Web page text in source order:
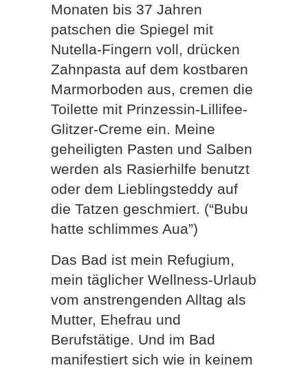
Monaten bis 37 Jahren
patschen die Spiegel mit
Nutella-Fingern voll, drücken
Zahnpasta auf dem kostbaren
Marmorboden aus, cremen die
Toilette mit Prinzessin-Lillifee-
Glitzer-Creme ein. Meine
geheiligten Pasten und Salben
werden als Rasierhilfe benutzt
oder dem Lieblingsteddy auf
die Tatzen geschmiert. (“Bubu
hatte schlimmes Aua”)
Das Bad ist mein Refugium,
mein täglicher Wellness-Urlaub
vom anstrengenden Alltag als
Mutter, Ehefrau und
Berufstätige. Und im Bad
manifestiert sich wie in keinem